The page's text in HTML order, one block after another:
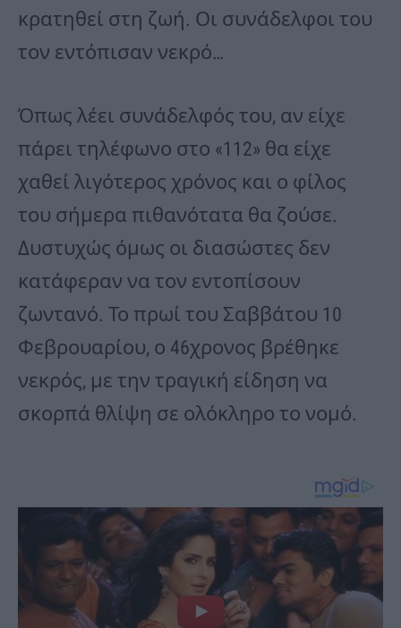
κρατηθεί στη ζωή. Οι συνάδελφοι του
τον εντόπισαν νεκρό…
Όπως λέει συνάδελφός του, αν είχε
πάρει τηλέφωνο στο «112» θα είχε
χαθεί λιγότερος χρόνος και ο φίλος
του σήμερα πιθανότατα θα ζούσε.
Δυστυχώς όμως οι διασώστες δεν
κατάφεραν να τον εντοπίσουν
ζωντανό. Το πρωί του Σαββάτου 10
Φεβρουαρίου, ο 46χρονος βρέθηκε
νεκρός, με την τραγική είδηση να
σκορπά θλίψη σε ολόκληρο το νομό.